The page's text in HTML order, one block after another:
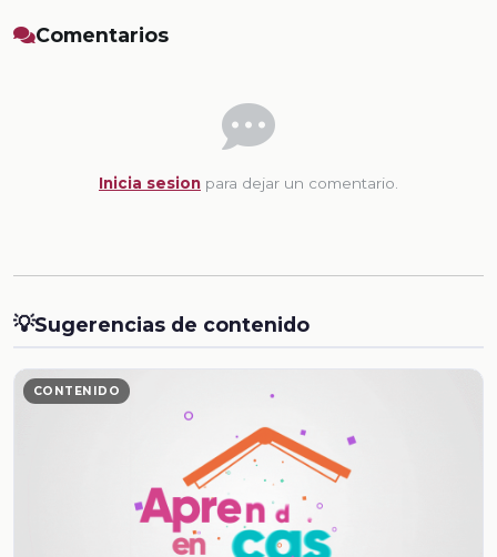
Comentarios
Inicia sesion para dejar un comentario.
💡Sugerencias de contenido
CONTENIDO